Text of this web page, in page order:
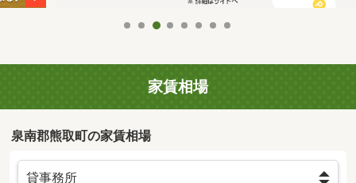
家賃相場
泉南郡熊取町の家賃相場